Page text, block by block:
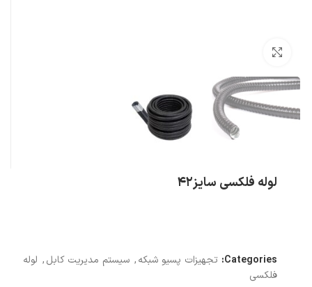
لوله فلکسی سایز42
Categories: تجهیزات پسیو شبکه, سیستم مدیریت کابل, لوله
فلکسی